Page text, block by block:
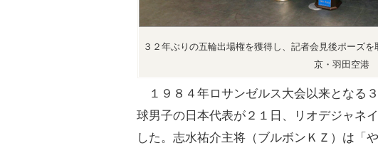
３２年ぶりの五輪出場権を獲得し、記者会見後ポーズ
京・羽田空港
１９８４年ロサンゼルス大会以来となる
球男子の日本代表が２１日、リオデジャネ
した。志水祐介主将（ブルボンＫＺ）は「